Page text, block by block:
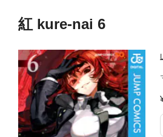
紅 kure-nai 6